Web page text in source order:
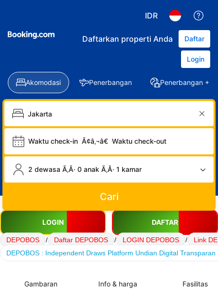
IDR
Daftarkan properti Anda Daftar
Login
Akomodasi Penerbangan Penerbangan +
Waktu check-in Ã¢â‚¬â€ Waktu check-out
2 dewasa Ã‚Â· 0 anak Ã‚Â· 1 kamar
Cari
LOGIN DAFTAR
DEPOBOS / Daftar DEPOBOS / LOGIN DEPOBOS /
Link
DEPOBOS : Independent Draws Platform Undian Digital Transparan
Gambaran Info & harga Fasilitas